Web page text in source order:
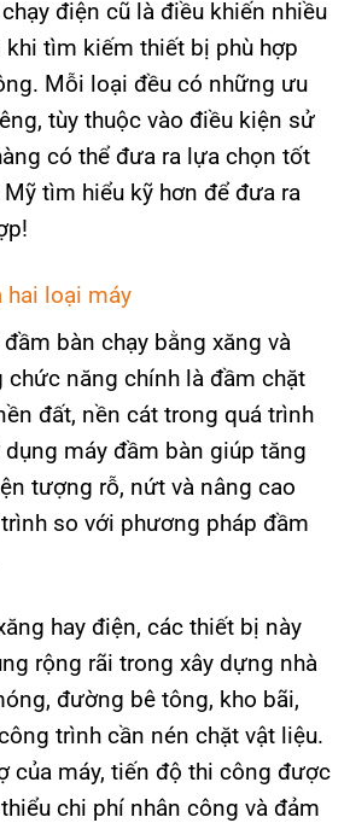
điện cũ là điều khiến nhiều
tìm kiếm thiết bị phù hợp
Mỗi loại đều có những ưu
tùy thuộc vào điều kiện sử
có thể đưa ra lựa chọn tốt
tìm hiểu kỹ hơn để đưa ra
loại máy
bàn chạy bằng xăng và
chức năng chính là đầm chặt
đất, nền cát trong quá trình
máy đầm bàn giúp tăng
tượng rỗ, nứt và nâng cao
so với phương pháp đầm
hay điện, các thiết bị này
rộng rãi trong xây dựng nhà
đường bê tông, kho bãi,
trình cần nén chặt vật liệu.
của máy, tiến độ thi công được
chi phí nhân công và đảm